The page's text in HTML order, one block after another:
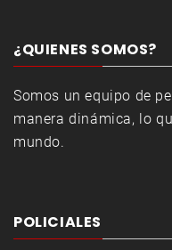
¿QUIENES SOMOS?
Somos un equipo de
manera dinámica, lo
mundo.
POLICIALES